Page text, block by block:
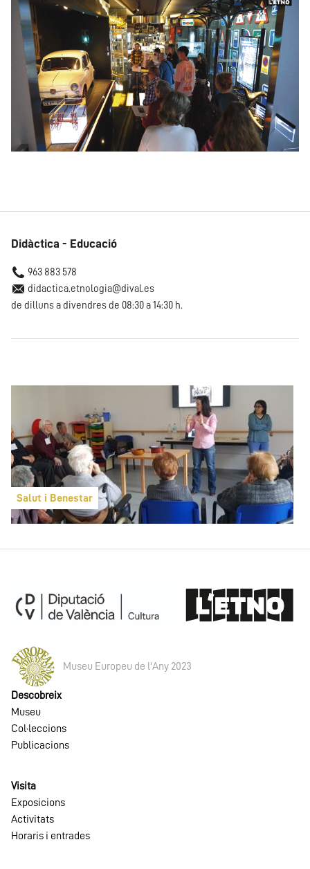
Didàctica - Educació
963 883 578
didactica.etnologia@dival.es
de dilluns a divendres de 08:30 a 14:30 h.
Salut i Benestar
Museu Europeu de l'Any 2023
Descobreix
Museu
Col·leccions
Publicacions
Visita
Exposicions
Activitats
Horaris i entrades